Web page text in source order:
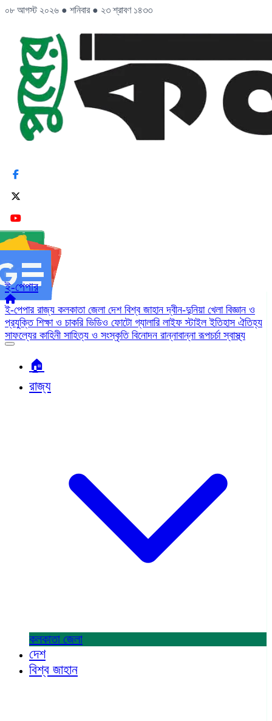
০৮ আগস্ট ২০২৬ ● শনিবার ● ২৩ শ্রাবণ ১৪৩৩
ই-পেপার
ই-পেপার রাজ্য কলকাতা জেলা দেশ বিশ্ব জাহানদ্বীন-দুনিয়া খেলা বিজ্ঞান ও
প্রযুক্তি শিক্ষা ও চাকরি ভিডিও ফোটো গ্যালারি লাইফ স্টাইলইতিহাস ঐতিহ্য
সাফল্যের কাহিনী সাহিত্য ও সংস্কৃতি বিনোদন রান্নাবান্নারূপচর্চাস্বাস্থ্য
🏠︎
রাজ্য
কলকাতা জেলা
দেশ
বিশ্ব জাহান